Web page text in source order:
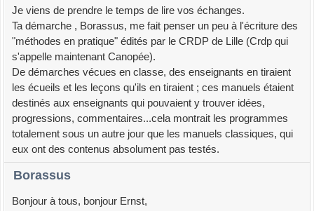
Je viens de prendre le temps de lire vos échanges.
Ta démarche , Borassus, me fait penser un peu à l'écriture des
"méthodes en pratique" édités par le CRDP de Lille (Crdp qui
s'appelle maintenant Canopée).
De démarches vécues en classe, des enseignants en tiraient
les écueils et les leçons qu'ils en tiraient ; ces manuels étaient
destinés aux enseignants qui pouvaient y trouver idées,
progressions, commentaires...cela montrait les programmes
totalement sous un autre jour que les manuels classiques, qui
eux ont des contenus absolument pas testés.
Borassus
Bonjour à tous, bonjour Ernst,